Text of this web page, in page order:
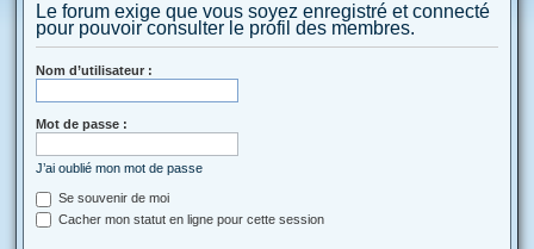
Le forum exige que vous soyez enregistré et connecté
pour pouvoir consulter le profil des membres.
Nom d’utilisateur :
Mot de passe :
J’ai oublié mon mot de passe
Se souvenir de moi
Cacher mon statut en ligne pour cette session